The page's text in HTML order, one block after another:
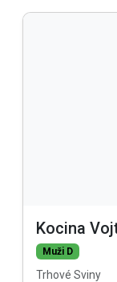
Kocina
Muži D
Trhové Sviny